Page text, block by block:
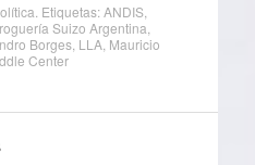
. Etiquetas:ANDIS,
Suizo Argentina
Borges, LLA, Mauricio
Center